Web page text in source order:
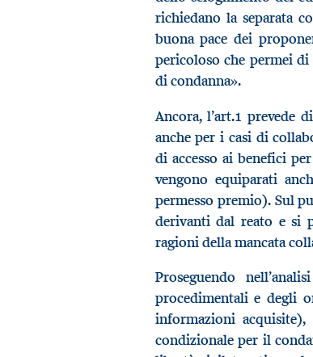
richiedano la separata
buona pace dei
pericoloso che permei
di condanna».
Ancora, l’art.1 prevede
anche per i casi di
di accesso ai benefici
vengono equiparati
permesso premio). Sul
derivanti dal reato e si
ragioni della mancata
Proseguendo
procedimentali e degli
informazioni
condizionale per il